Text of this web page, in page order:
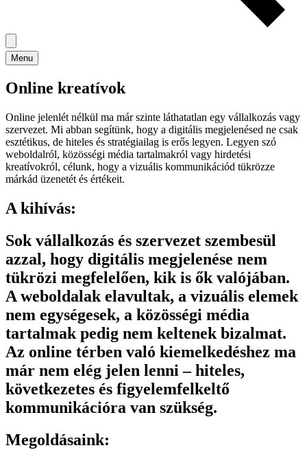
Menu
Online kreatívok
Online jelenlét nélkül ma már szinte láthatatlan egy vállalkozás vagy
szervezet. Mi abban segítünk, hogy a digitális megjelenésed ne csak
esztétikus, de hiteles és stratégiailag is erős legyen. Legyen szó
weboldalról, közösségi média tartalmakról vagy hirdetési
kreatívokról, célunk, hogy a vizuális kommunikációd tükrözze
márkád üzenetét és értékeit.
A kihívás:
Sok vállalkozás és szervezet szembesül
azzal, hogy digitális megjelenése nem
tükrözi megfelelően, kik is ők valójában.
A weboldalak elavultak, a vizuális elemek
nem egységesek, a közösségi média
tartalmak pedig nem keltenek bizalmat.
Az online térben való kiemelkedéshez ma
már nem elég jelen lenni – hiteles,
következetes és figyelemfelkeltő
kommunikációra van szükség.
Megoldásaink: